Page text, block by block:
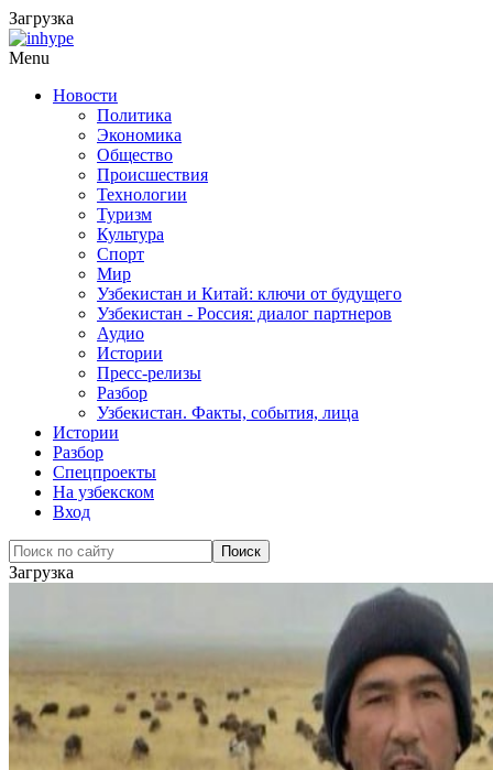
Загрузка
Menu
Новости
Политика
Экономика
Общество
Происшествия
Технологии
Туризм
Культура
Спорт
Мир
Узбекистан и Китай: ключи от будущего
Узбекистан - Россия: диалог партнеров
Аудио
Истории
Пресс-релизы
Разбор
Узбекистан. Факты, события, лица
Истории
Разбор
Спецпроекты
На узбекском
Вход
Загрузка